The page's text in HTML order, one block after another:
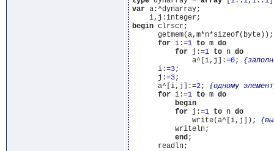
var a:^dynarray;
begin clrscr;
for i:=1 to m do
for j:=1 to n do
              a^[i,j]:=
0;
      i:=
3;
      j:=
3;
      a^[i,j]:=
2; {одному
for i:=1 to m do
begin
for j:=1 to n do
              write(a^[i,j]);
          writeln;
end;
      readln;